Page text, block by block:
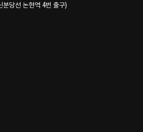
분당선 논현역 4번 출구)